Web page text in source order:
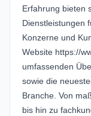
Erfahrung bieten
Dienstleistungen
Konzerne und
Website https://
umfassenden
sowie die
Branche. Von
bis hin zu